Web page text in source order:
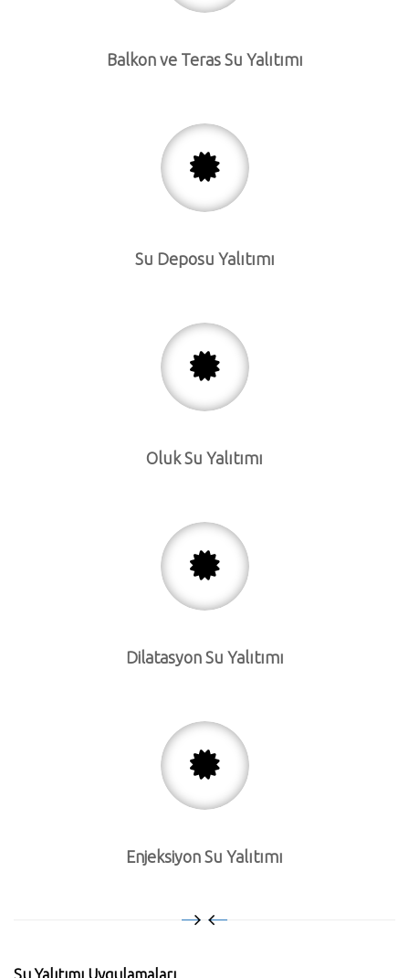
Balkon ve Teras Su Yalıtımı
Su Deposu Yalıtımı
Oluk Su Yalıtımı
Dilatasyon Su Yalıtımı
Enjeksiyon Su Yalıtımı
Su Yalıtımı Uygulamaları